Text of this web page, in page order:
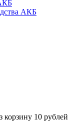
АКБ
корзину 10 рублей